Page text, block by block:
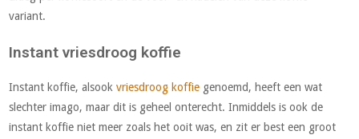
variant.
Instant vriesdroog koffie
Instant koffie, alsookvriesdroog koffie genoemd, heeft een wat
slechter imago, maar dit is geheel onterecht. Inmiddels is ook de
instant koffie niet meer zoals het ooit was, en zit er best een groot